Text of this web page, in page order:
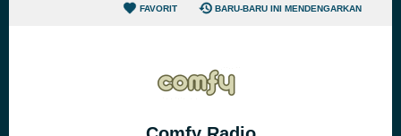
FAVORIT BARU-BARU INI MENDENGARKAN